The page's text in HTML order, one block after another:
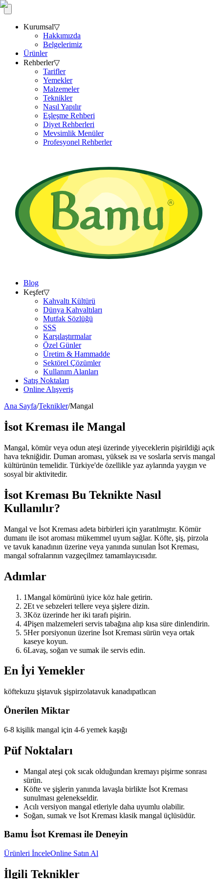
Kurumsal▽
Hakkımızda
Belgelerimiz
Ürünler
Rehberler▽
Tarifler
Yemekler
Malzemeler
Teknikler
Nasıl Yapılır
Eşleşme Rehberi
Diyet Rehberleri
Mevsimlik Menüler
Profesyonel Rehberler
Blog
Keşfet▽
Kahvaltı Kültürü
Dünya Kahvaltıları
Mutfak Sözlüğü
SSS
Karşılaştırmalar
Özel Günler
Üretim & Hammadde
Sektörel Çözümler
Kullanım Alanları
Satış Noktaları
Online Alışveriş
Ana Sayfa/Teknikler/Mangal
İsot Kreması ile Mangal
Mangal, kömür veya odun ateşi üzerinde yiyeceklerin pişirildiği açık
hava tekniğidir. Duman aroması, yüksek ısı ve soslarla servis mangal
kültürünün temelidir. Türkiye'de özellikle yaz aylarında yaygın ve
sosyal bir aktivitedir.
İsot Kreması Bu Teknikte Nasıl
Kullanılır?
Mangal ve İsot Kreması adeta birbirleri için yaratılmıştır. Kömür
dumanı ile isot aroması mükemmel uyum sağlar. Köfte, şiş, pirzola
ve tavuk kanadının üzerine veya yanında sunulan İsot Kreması,
mangal sofralarının vazgeçilmez tamamlayıcısıdır.
Adımlar
1Mangal kömürünü iyice köz hale getirin.
2Et ve sebzeleri tellere veya şişlere dizin.
3Köz üzerinde her iki tarafı pişirin.
4Pişen malzemeleri servis tabağına alıp kısa süre dinlendirin.
5Her porsiyonun üzerine İsot Kreması sürün veya ortak
kaseye koyun.
6Lavaş, soğan ve sumak ile servis edin.
En İyi Yemekler
köftekuzu şiştavuk şişpirzolatavuk kanadıpatlıcan
Önerilen Miktar
6-8 kişilik mangal için 4-6 yemek kaşığı
Püf Noktaları
Mangal ateşi çok sıcak olduğundan kremayı pişirme sonrası
sürün.
Köfte ve şişlerin yanında lavaşla birlikte İsot Kreması
sunulması gelenekseldir.
Acılı versiyon mangal etleriyle daha uyumlu olabilir.
Soğan, sumak ve İsot Kreması klasik mangal üçlüsüdür.
Bamu İsot Kreması ile Deneyin
Ürünleri İnceleOnline Satın Al
İlgili Teknikler